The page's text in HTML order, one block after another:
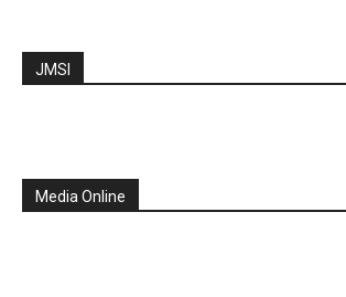
JMSI
Media Online